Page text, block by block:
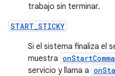
trabajo sin terminar.
START_STICKY
Si el sistema finaliza el
muestra
servicio y llama a